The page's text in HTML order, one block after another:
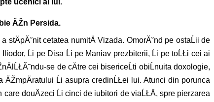
ucenici ai lui.
ĂŽn Persida.
cetatea numitÄ Vizada. OmorĂ˘nd pe ostaĹii de
Ĺi pe Disa Ĺi pe Maniav prezbiterii, Ĺi pe toĹŁi cei ai
se de cÄtre cei bisericeĹti obiĹnuita doxologie,
ĂŽmpÄratului Ĺi asupra credinĹŁei lui. Atunci din porunca
douÄzeci Ĺi cinci de iubitori de viaĹŁÄ, spre pierzarea